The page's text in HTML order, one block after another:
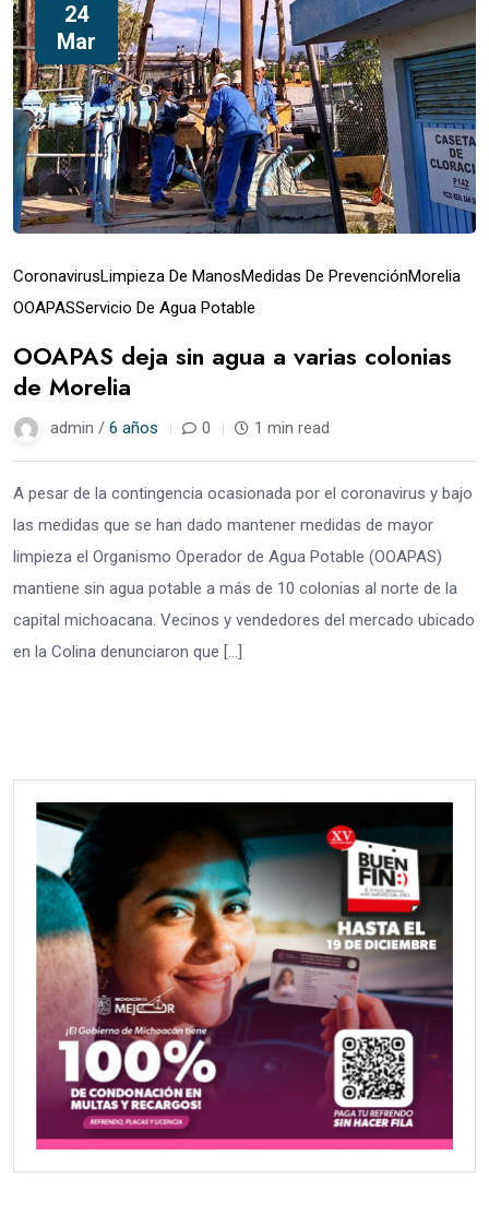
24
Mar
CoronavirusLimpieza De ManosMedidas De PrevenciónMorelia
OOAPASServicio De Agua Potable
OOAPAS deja sin agua a varias colonias
de Morelia
admin / 6 años 0 1 min read
A pesar de la contingencia ocasionada por el coronavirus y bajo
las medidas que se han dado mantener medidas de mayor
limpieza el Organismo Operador de Agua Potable (OOAPAS)
mantiene sin agua potable a más de 10 colonias al norte de la
capital michoacana. Vecinos y vendedores del mercado ubicado
en la Colina denunciaron que […]